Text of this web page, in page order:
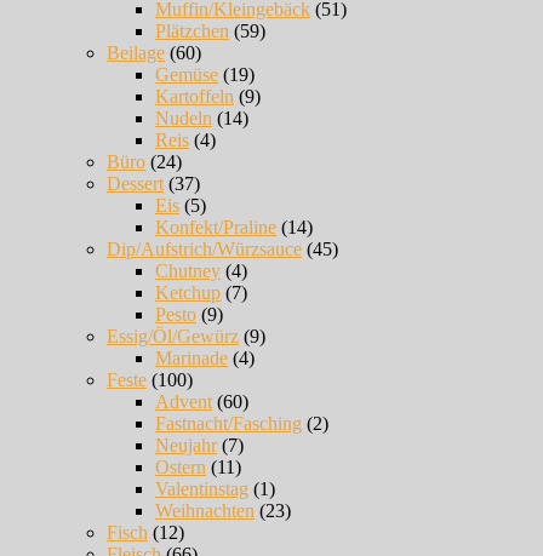
Muffin/Kleingebäck (51)
Plätzchen (59)
Beilage (60)
Gemüse (19)
Kartoffeln (9)
Nudeln (14)
Reis (4)
Büro (24)
Dessert (37)
Eis (5)
Konfekt/Praline (14)
Dip/Aufstrich/Würzsauce (45)
Chutney (4)
Ketchup (7)
Pesto (9)
Essig/Öl/Gewürz (9)
Marinade (4)
Feste (100)
Advent (60)
Fastnacht/Fasching (2)
Neujahr(7)
Ostern (11)
Valentinstag (1)
Weihnachten (23)
Fisch (12)